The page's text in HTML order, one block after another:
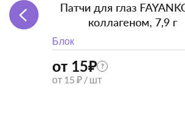
Патчи для глаз
коллагеном, 7,9 г
Блок
от 15₽ ?
от 15 ₽ / шт